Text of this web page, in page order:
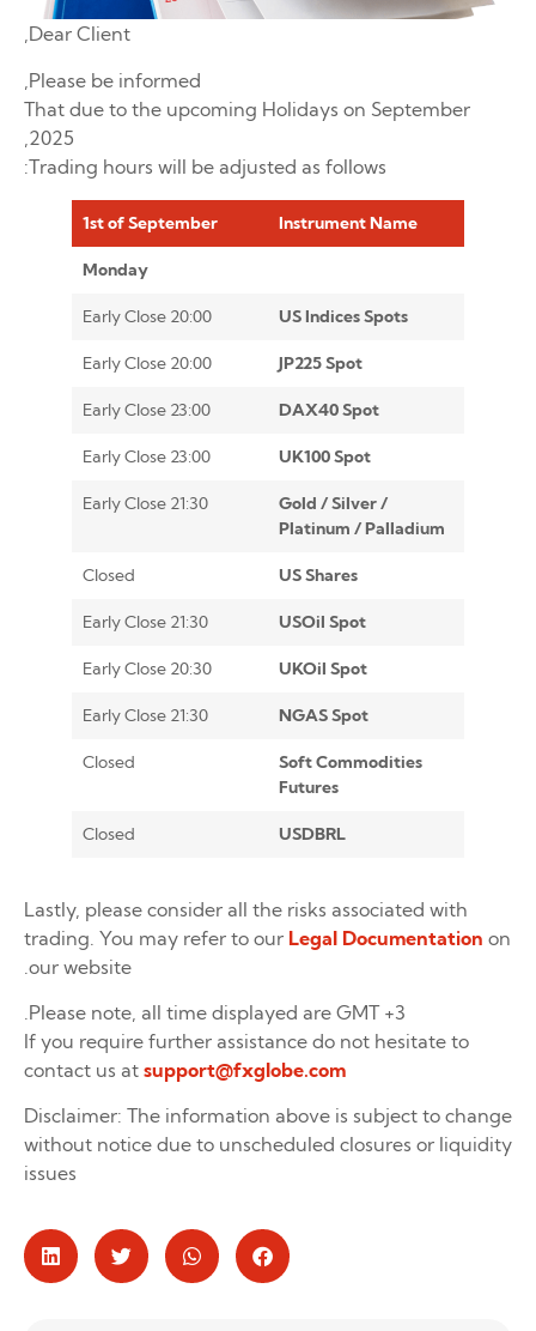
Dear Client,
Please be informed,
That due to the upcoming Holidays on September
2025,
Trading hours will be adjusted as follows:
Instrument Name
1st of September
Monday
US Indices Spots
Early Close 20:00
JP225 Spot
Early Close 20:00
DAX40 Spot
Early Close 23:00
UK100 Spot
Early Close 23:00
Gold / Silver /
Platinum / Palladium
Early Close 21:30
US Shares
Closed
USOil Spot
Early Close 21:30
UKOil Spot
Early Close 20:30
NGAS Spot
Early Close 21:30
Soft Commodities
Futures
Closed
USDBRL
Closed
Lastly, please consider all the risks associated with
trading. You may refer to our Legal Documentation on
our website.
Please note, all time displayed are GMT +3.
If you require further assistance do not hesitate to
contact us at support@fxglobe.com
Disclaimer: The information above is subject to change
without notice due to unscheduled closures or liquidity
issues